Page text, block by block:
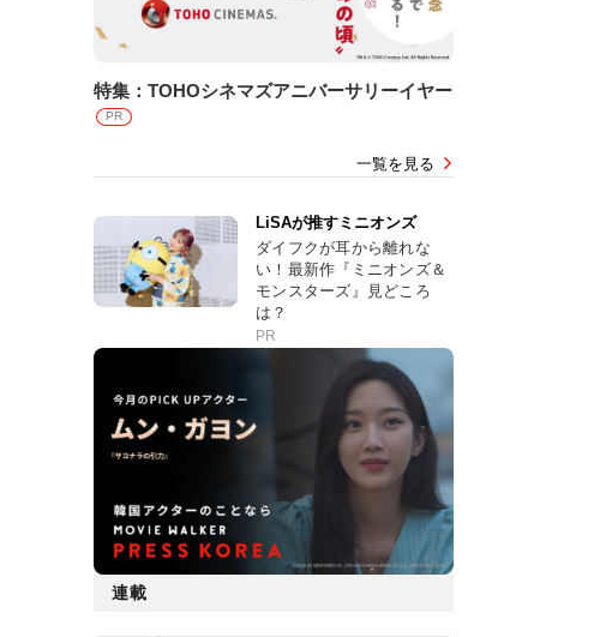
特集：TOHOシネマズアニバーサリーイヤー
PR
一覧を見る
LiSAが推すミニオンズ
ダイフクが耳から離れな
い！最新作『ミニオンズ＆
モンスターズ』見どころ
は？
PR
連載